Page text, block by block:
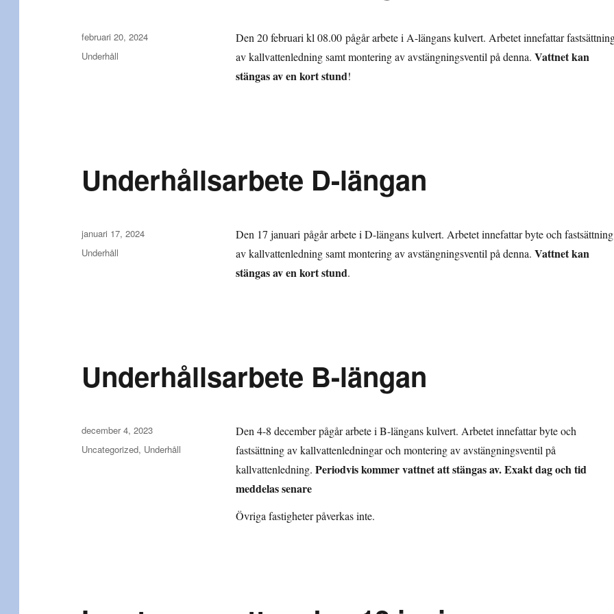
Den 20 februari kl 08.00 pågår arbete i A-längans kulvert. Arbetet innefattar
av kallvattenledning samt montering av avstängningsventil på denna. Vattnet kan
stängas av en kort stund!
Publicerat
den
februari 20, 2024
Kategorier
Underhåll
Underhållsarbete D-längan
Den 17 januari pågår arbete i D-längans kulvert. Arbetet innefattar byte och fastsättning
av kallvattenledning samt montering av avstängningsventil på denna. Vattnet kan
stängas av en kort stund.
Publicerat
den
januari 17, 2024
Kategorier
Underhåll
Underhållsarbete B-längan
Den 4-8 december pågår arbete i B-längans kulvert. Arbetet innefattar byte och
fastsättning av kallvattenledningar och montering av avstängningsventil på
kallvattenledning. Periodvis kommer vattnet att stängas av. Exakt dag och tid
meddelas senare
Övriga fastigheter påverkas inte.
Publicerat
den
december 4, 2023
Kategorier
Uncategorized, Underhåll